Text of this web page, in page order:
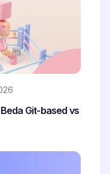
Git-based vs